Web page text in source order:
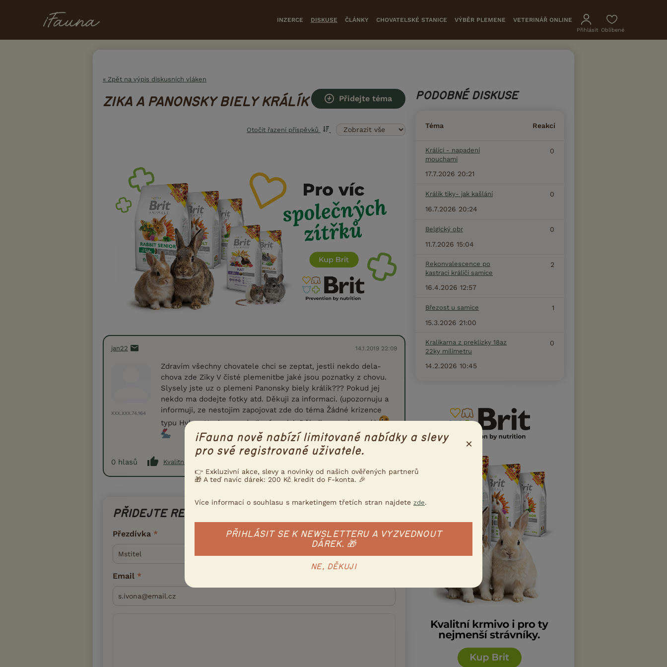
INZERCE DISKUSE ČLÁNKY CHOVATELSKÉ STANICE VÝBĚR PLEMENE VETERINÁŘ ONLINE
Přihlásit Oblíbené
« Zpět na výpis diskusních vláken
ZIKA A PANONSKY BIELY KRÁLÍK Přidejte téma
Otočit řazení příspěvků
jan22 14.1.2019 22:09
XXX.XXX.74.164
Zdravím všechny chovatele chci se zeptat, jestli nekdo dela-
chova zde Ziky V čisté plemenitbe jaké jsou poznatky z chovu.
Slysely jste uz o plemeni Panonsky biely králík??? Pokud jej
nekdo ma dodejte fotky atd. Děkuji za informaci. (upozornuju a
informuji, ze nestojim zapojovat zde do téma Žádné krizence
typu Hyla a Hyplus apod. Jim fransizi. Děkuji za pochopení.)
0 hlasů Kvalitní příspěvek
PŘIDEJTE REAKCI
Přezdívka
Email
PODOBNÉ DISKUSE
Téma Reakcí
Králíci - napadení
mouchami
0
17.7.2026 20:21
Králík tiky- jak kašlání
0
16.7.2026 20:24
Belgický obr
0
11.7.2026 15:04
Rekonvalescence po
kastraci králičí samice
2
16.4.2026 12:57
Březost u samice
1
15.3.2026 21:00
Kralikarna z preklizky 18az
22ky milimetru
0
14.2.2026 10:45
iFauna nově nabízí limitované nabídky a slevy
pro své registrované uživatele.
×
👉 Exkluzivní akce, slevy a novinky od našich ověřených partnerů
🎁 A teď navíc dárek: 200 Kč kredit do F-konta. 🎉
Více informací o souhlasu s marketingem třetích stran najdete zde.
PŘIHLÁSIT SE K NEWSLETTERU A VYZVEDNOUT
DÁREK. 🎁
NE, DĚKUJI